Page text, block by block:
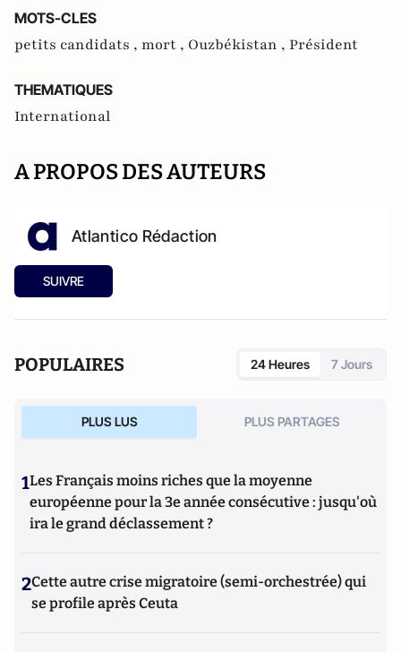
MOTS-CLES
petits candidats , mort , Ouzbékistan , Président
THEMATIQUES
International
A PROPOS DES AUTEURS
Atlantico Rédaction
SUIVRE
POPULAIRES 24 Heures 7 Jours
PLUS LUS PLUS PARTAGES
1Les Français moins riches que la moyenne
européenne pour la 3e année consécutive : jusqu'où
ira le grand déclassement ?
2Cette autre crise migratoire (semi-orchestrée) qui
se profile après Ceuta